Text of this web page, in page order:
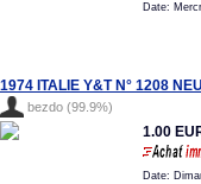
Date:
1974 ITALIE Y&T N° 1208
bezdo (99.9%)
1.00
Date: